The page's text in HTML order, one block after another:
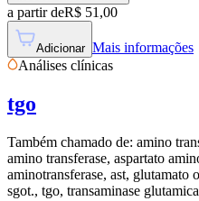
a partir deR$ 51,00
Adicionar Mais informações
Análises clínicas
tgo
Também chamado de: amino
amino transferase, aspartato
aminotransferase, ast, glutamato
sgot., tgo, transaminase